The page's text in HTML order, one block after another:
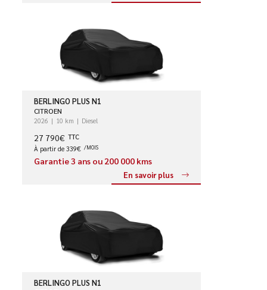
BERLINGO PLUS N1
CITROEN
2026 10 km Diesel
27 790€ TTC
À partir de 339€ /MOIS
Garantie 3 ans ou 200 000 kms
En savoir plus
BERLINGO PLUS N1